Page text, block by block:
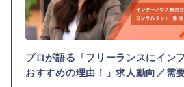
プロが語る「フリーランスにイン
おすすめの理由！」求人動向／需